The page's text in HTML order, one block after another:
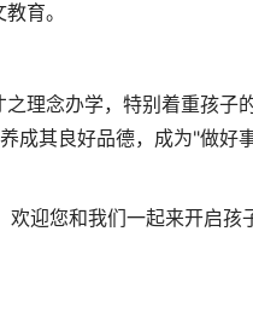
育。
理念办学，特别着重孩子
成其良好品德，成为"做好事
迎您和我们一起来开启孩